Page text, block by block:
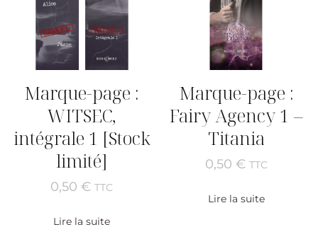
Marque-page :
WITSEC,
intégrale 1 [Stock
limité]
0,50€ TTC
Lire la suite
Marque-page :
Fairy Agency 1 –
Titania
0,50 € TTC
Lire la suite